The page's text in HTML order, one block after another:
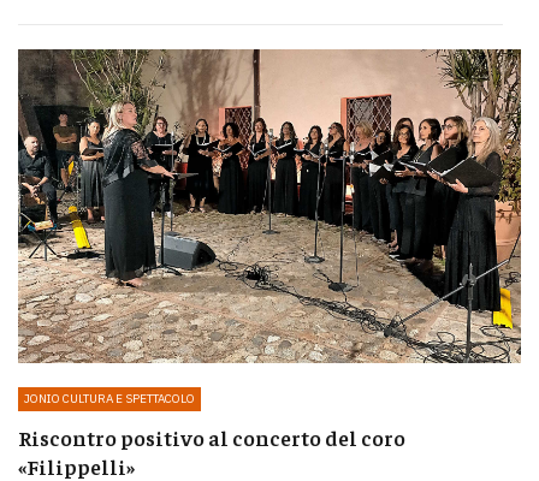
JONIO CULTURA E SPETTACOLO
Riscontro positivo al concerto del coro
«Filippelli»